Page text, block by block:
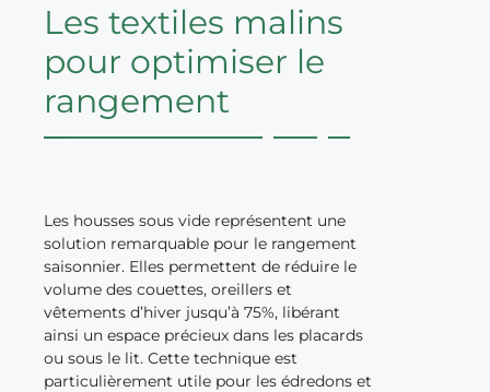
Les textiles malins
pour optimiser le
rangement
Les housses sous vide représentent une
solution remarquable pour le rangement
saisonnier. Elles permettent de réduire le
volume des couettes, oreillers et
vêtements d’hiver jusqu’à 75%, libérant
ainsi un espace précieux dans les placards
ou sous le lit. Cette technique est
particulièrement utile pour les édredons et